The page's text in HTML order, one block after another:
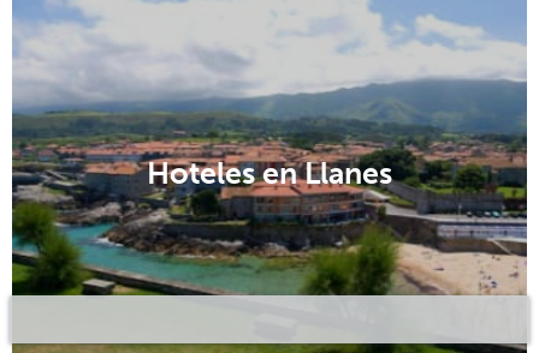
Hoteles en Llanes